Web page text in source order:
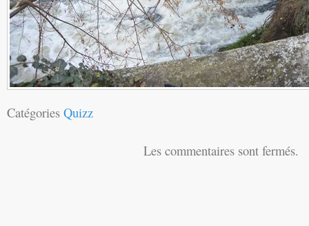
Catégories Quizz
Les commentaires sont fermés.